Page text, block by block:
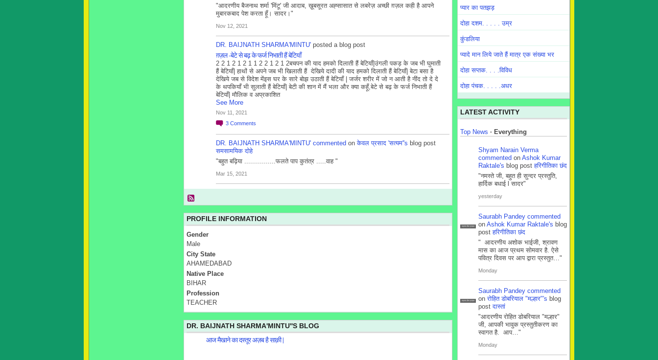
"आदरणीय बैजनाथ शर्मा 'मिंटू' जी आदाब, ख़ूबसूरत अह्सासात से लबरेज़ अच्छी ग़ज़ल कही है आपने
मुबारकबाद पेश करता हूँ। सादर।"
Nov 12, 2021
DR. BAIJNATH SHARMA'MINTU' posted a blog post
ग़ज़ल -बेटे से बढ़ के फर्ज निभाती हैं बेटियाँ
2 2 1 2 1 2 1 1 2 2 1 2 1 2बचपन की याद हमको दिलाती हैं बेटियाँ|उंगली पकड़ के जब भी घुमाती
हैं बेटियाँ| हाथों से अपने जब भी खिलाती हैं देखिये दादी की याद हमको दिलाती हैं बेटियाँ| बेटा बसा है
देखिये जब से विदेश मेंइस घर के सारे बोझ उठाती हैं बेटियाँ | जर्जर शरीर में जो न आती है नींद तो दे दे
के थपकियाँ भी सुलाती हैं बेटियाँ| बेटी की शान में मैं भला और क्या कहूँ,बेटे से बढ़ के फर्ज निभाती हैं
बेटियाँ| मौलिक व अप्रकाशित
See More
Nov 11, 2021
3 Comments
DR. BAIJNATH SHARMA'MINTU' commented onकेवल प्रसाद 'सत्यम''s blog post
समसामयिक दोहे
"बहुत बढ़िया ................फलते पाप कुतंत्र .....वाह "
Mar 15, 2021
PROFILE INFORMATION
Gender
Male
City State
AHAMEDABAD
Native Place
BIHAR
Profession
TEACHER
DR. BAIJNATH SHARMA'MINTU''S BLOG
आज मैखाने का दस्तूर अज़ब है साक़ी |
प्यार का पतझड़
दोहा दशम. . . . . उम्र
कुंडलिया
प्यादे मान लिये जाते हैं मात्र एक संख्या भर
दोहा सप्तक. . . .विविध
दोहा पंचक. . . . .अधर
LATEST ACTIVITY
Top News · Everything
Shyam Narain Verma
commented on Ashok Kumar
Raktale's blog postहरिगीतिका छंद
"नमस्ते जी, बहुत ही सुन्दर प्रस्तुति,
हार्दिक बधाई l सादर"
yesterday
सदस्य टीम प्रबंधन
Saurabh Pandey commented
on Ashok Kumar Raktale's blog
postहरिगीतिका छंद
" आदरणीय अशोक भाईजी, श्रावण
मास का आज प्रथम सोमवार है. ऐसे
पवित्र दिवस पर आप द्वारा प्रस्तुत…"
Monday
सदस्य टीम प्रबंधन
Saurabh Pandey commented
onरोहित डोबरियाल "मल्हार"'s blog
postदास्तां
"आदरणीय रोहित डोबरियाल "मल्हार"
जी, आपकी भावुक प्रस्तुतीकरण का
स्वागत है. आप…"
Monday